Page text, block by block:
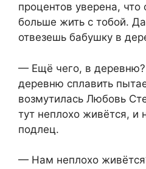
процентов уверена, что
больше жить с тобой.
отвезешь бабушку в
— Ещё чего, в
деревню сплавить
возмутилась Любовь
тут неплохо живётся, и
подлец.
— Нам неплохо